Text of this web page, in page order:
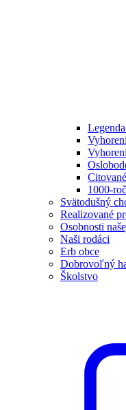
1000-
Svätodušný
Realizované
Osobnosti
Naši rodáci
Erb obce
Dobrovoľný
Školstvo